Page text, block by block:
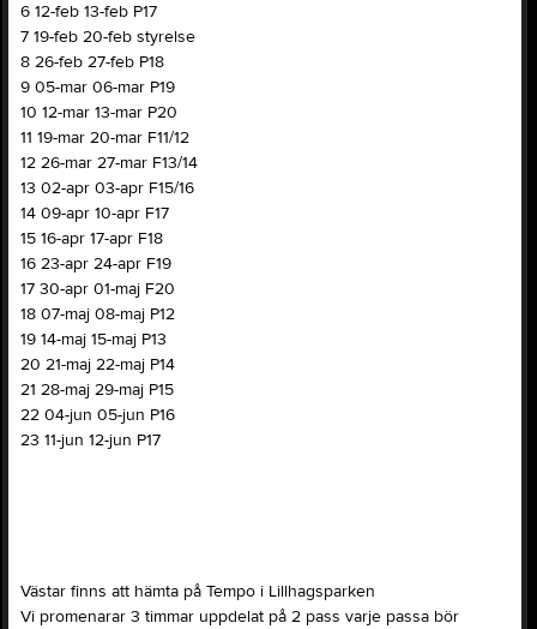
6 12-feb 13-feb P17
7 19-feb 20-feb styrelse
8 26-feb 27-feb P18
9 05-mar 06-mar P19
10 12-mar 13-mar P20
11 19-mar 20-mar F11/12
12 26-mar 27-mar F13/14
13 02-apr 03-apr F15/16
14 09-apr 10-apr F17
15 16-apr 17-apr F18
16 23-apr 24-apr F19
17 30-apr 01-maj F20
18 07-maj 08-maj P12
19 14-maj 15-maj P13
20 21-maj 22-maj P14
21 28-maj 29-maj P15
22 04-jun 05-jun P16
23 11-jun 12-jun P17
Västar finns att hämta på Tempo i Lillhagsparken
Vi promenarar 3 timmar uppdelat på 2 pass varje passa bör